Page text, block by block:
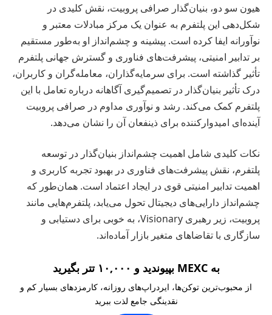
هیون سو دو، بنیان‌گذار صرافی پروبیت، نقش کلیدی در
شکل‌دهی این پلتفرم به عنوان یک مرکز مبادلات معتبر و
نوآورانه ایفا کرده است. پیشینه و چشم‌انداز او به‌طور مستقیم
بر تدابیر امنیتی، پیشرفت‌های فناوری و گسترش جهانی پلتفرم
تأثیر گذاشته است. برای سرمایه‌گذاران، معامله‌گران و کاربران،
درک تأثیر بنیان‌گذار در تصمیم‌گیری آگاهانه درباره تعامل با این
پلتفرم کمک می‌کند. رشد و نوآوری مداوم در صرافی پروبیت
آینده‌ای امیدوارکننده برای ذینفعان آن را نشان می‌دهد.
نکات کلیدی شامل اهمیت چشم‌انداز بنیان‌گذار در توسعه
پلتفرم، نقش پیشرفت‌های فناوری در بهبود تجربه کاربری و
اهمیت تدابیر امنیتی قوی در ایجاد اعتماد است. همان‌طور که
چشم‌انداز دارایی‌های دیجیتال تحول می‌یابد، پلتفرم‌هایی مانند
پروبیت، زیر رهبری Visionary، به خوبی برای دستیابی و
سازگاری با تقاضاهای متغیر بازار آماده‌اند.
به MEXC بپیوندید و ۱۰,۰۰۰ تتر بگیرید
از محبوب‌ترین توکن‌ها، ایردراپ‌های روزانه، کارمزدهای بسیار کم و
نقدینگی جامع لذت ببرید